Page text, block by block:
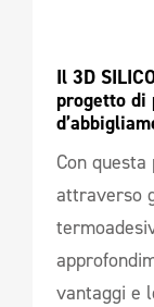
Il 3D
progetto di
Con
attraverso
vantaggi e